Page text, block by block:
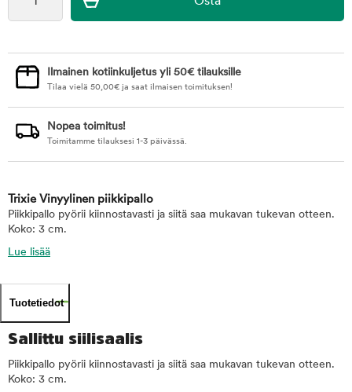
Ilmainen kotiinkuljetus yli 50€ tilauksille
Tilaa vielä 50,00€ ja saat ilmaisen toimituksen!
Nopea toimitus!
Toimitamme tilauksesi 1-3 päivässä.
Trixie Vinyylinen piikkipallo
Piikkipallo pyörii kiinnostavasti ja siitä saa mukavan tukevan otteen.
Koko: 3 cm.
Lue lisää
Tuotetiedot
Sallittu siilisaalis
Piikkipallo pyörii kiinnostavasti ja siitä saa mukavan tukevan otteen.
Koko: 3 cm.